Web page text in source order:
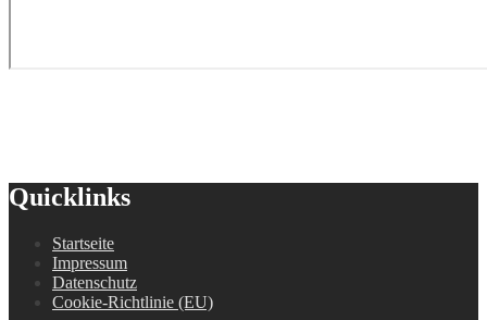
Quicklinks
Startseite
Impressum
Datenschutz
Cookie-Richtlinie (EU)